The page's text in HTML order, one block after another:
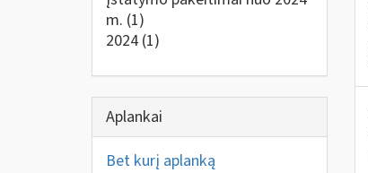
m. (1)
2024 (1)
Aplankai
Bet kurį aplanką